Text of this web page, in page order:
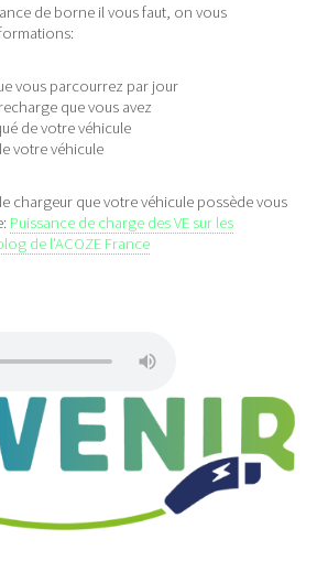
de borne il vous faut, on vous
vous parcourrez par jour
que vous avez
de votre véhicule
votre véhicule
chargeur que votre véhicule possède vous
Puissance de charge des VE sur les
de l'ACOZE France